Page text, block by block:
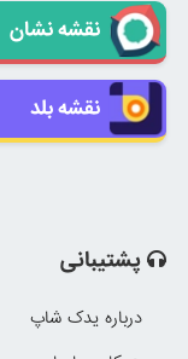
نقشه نشان
نقشه بلد
پشتیبانی
درباره یدک شاپ